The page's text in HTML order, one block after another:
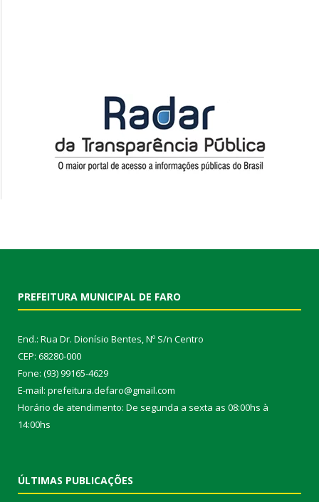
PREFEITURA MUNICIPAL DE FARO
End.: Rua Dr. Dionísio Bentes, Nº S/n Centro
CEP: 68280-000
Fone: (93) 99165-4629
E-mail: prefeitura.defaro@gmail.com
Horário de atendimento: De segunda a sexta as 08:00hs à
14:00hs
ÚLTIMAS PUBLICAÇÕES